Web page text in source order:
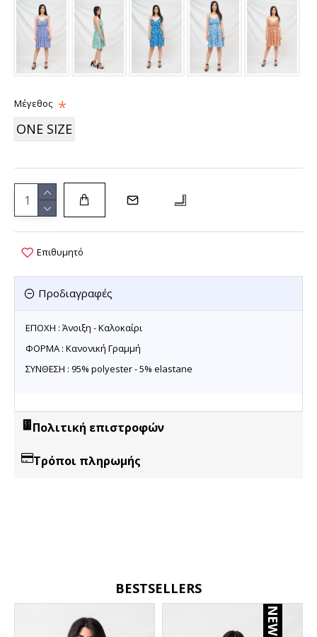
Μέγεθος
ONE SIZE
Επιθυμητό
Πολιτική επιστροφών
Τρόποι πληρωμής
Προδιαγραφές
ΕΠΟΧΗ : Άνοιξη - Καλοκαίρι
ΦΟΡΜΑ : Κανονική Γραμμή
ΣΥΝΘΕΣΗ : 95% polyester - 5% elastane
BESTSELLERS
NEW